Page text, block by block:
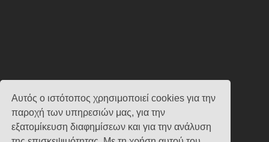
Αυτός ο ιστότοπος χρησιμοποιεί cookies για την
παροχή των υπηρεσιών μας, για την
εξατομίκευση διαφημίσεων και για την ανάλυση